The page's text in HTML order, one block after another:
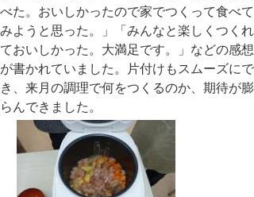
べた。おいしかったので家でつくって食べて
みようと思った。」「みんなと楽しくつくれ
ておいしかった。大満足です。」などの感想
が書かれていました。片付けもスムーズにで
き、来月の調理で何をつくるのか、期待が膨
らんできました。